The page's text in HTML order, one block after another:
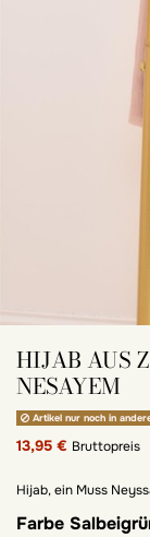
HIJAB AUS
NESAYEM
Artikel nur noch in
13,95 € Bruttopreis
Hijab, ein Muss
Farbe